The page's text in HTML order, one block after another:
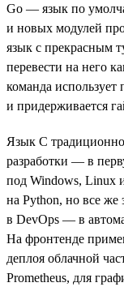
Go — язык по
и новых модулей
язык с прекрасным
перевести на него
команда использует
и придерживается
Язык C
разработки — в
под Windows, Linux
на Python, но все же
в DevOps — в
На фронтенде
деплоя облачной
Prometheus, для